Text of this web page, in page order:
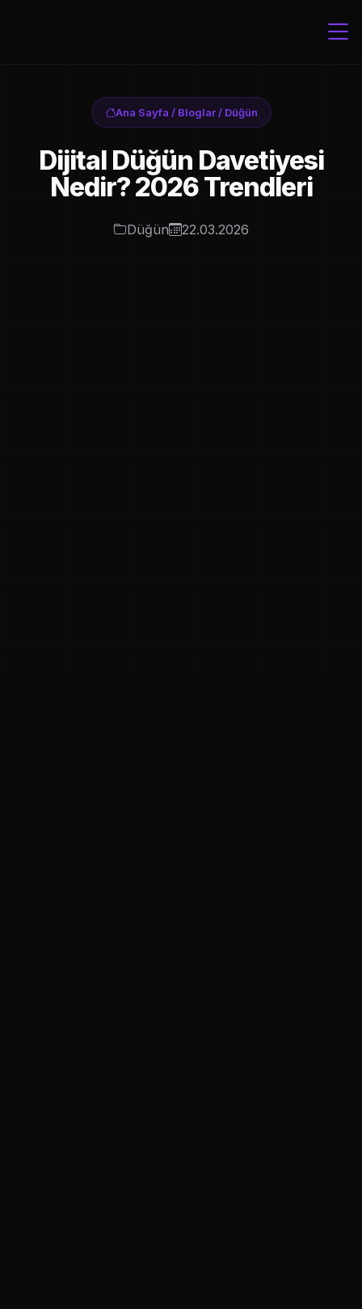
Ana Sayfa / Bloglar/ Düğün
Dijital Düğün Davetiyesi
Nedir? 2026 Trendleri
Düğün 22.03.2026